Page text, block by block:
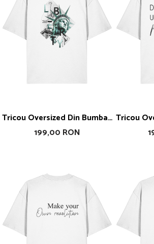
Tricou Oversized Din Bumbac
Organic Liberty
199,00 RON
Tricou
Organic Don't Stop Until You